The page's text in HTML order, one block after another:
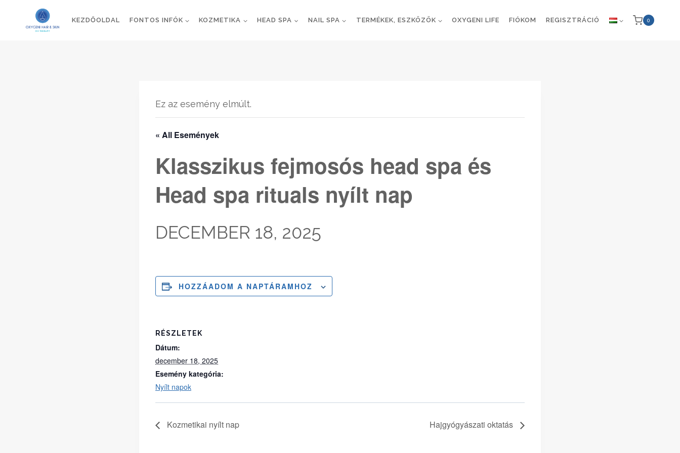
KEZDŐOLDAL FONTOS INFÓK KOZMETIKA HEAD SPA NAIL SPA TERMÉKEK, ESZKÖZÖK OXYGENI LIFE FIÓKOM REGISZTRÁCIÓ 0
Ez az esemény elmúlt.
« All Események
Klasszikus fejmosós head spa és
Head spa rituals nyílt nap
DECEMBER 18, 2025
HOZZÁADOM A NAPTÁRAMHOZ
RÉSZLETEK
Dátum:
december 18, 2025
Esemény kategória:
Nyílt napok
Kozmetikai nyílt nap Hajgyógyászati oktatás